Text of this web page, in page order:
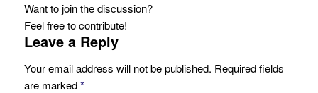
Want to join the discussion?
Feel free to contribute!
Leave a Reply
Your email address will not be published. Required fields
are marked*